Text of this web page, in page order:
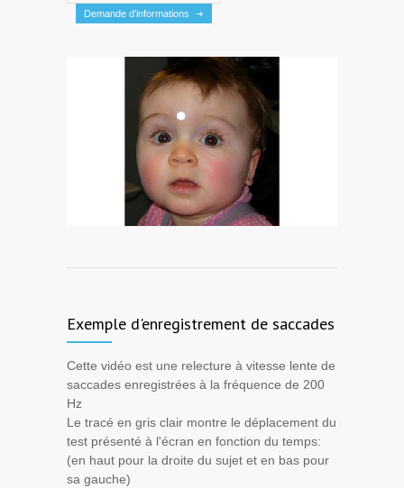
Demande d'informations
Exemple d'enregistrement de saccades
Cette vidéo est une relecture à vitesse lente de
saccades enregistrées à la fréquence de 200
Hz
Le tracé en gris clair montre le déplacement du
test présenté à l'écran en fonction du temps:
(en haut pour la droite du sujet et en bas pour
sa gauche)